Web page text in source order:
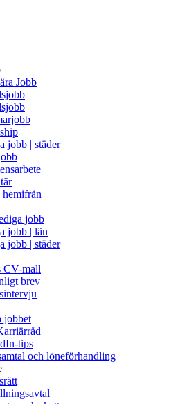
Jobb
jobb | städer
hemifrån
jobb
jobb | län
jobb | städer
CV-mall
brev
jobbet
tips
och löneförhandling